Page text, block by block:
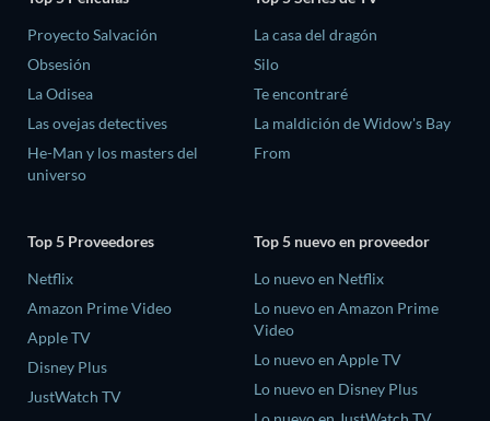
Proyecto Salvación
Obsesión
La Odisea
Las ovejas detectives
He-Man y los masters del
universo
La casa del dragón
Silo
Te encontraré
La maldición de Widow's Bay
From
Top 5 Proveedores
Netflix
Amazon Prime Video
Apple TV
Disney Plus
JustWatch TV
Top 5 nuevo en proveedor
Lo nuevo en Netflix
Lo nuevo en Amazon Prime
Video
Lo nuevo en Apple TV
Lo nuevo en Disney Plus